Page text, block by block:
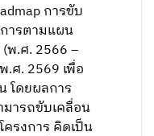
การขับ
ารตามแผน
.ศ. 2566 –
ศ. 2569 เพื่อ
โดยผลการ
มารถขับเคลื่อน
ครงการ คิดเป็น